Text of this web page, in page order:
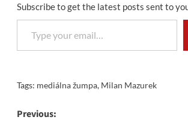
Subscribe to get the latest posts sent to
Type your email…
Tags: mediálna žumpa, Milan Mazurek
Previous: